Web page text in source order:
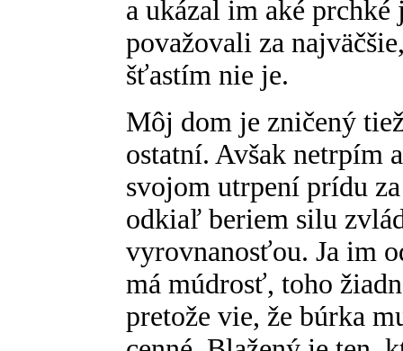
a ukázal im aké
považovali za
šťastím nie je.
Môj dom je zničený
ostatní. Avšak netrpím
svojom utrpení prídu
odkiaľ beriem silu
vyrovnanosťou. Ja im
má múdrosť, toho
pretože vie, že búrka